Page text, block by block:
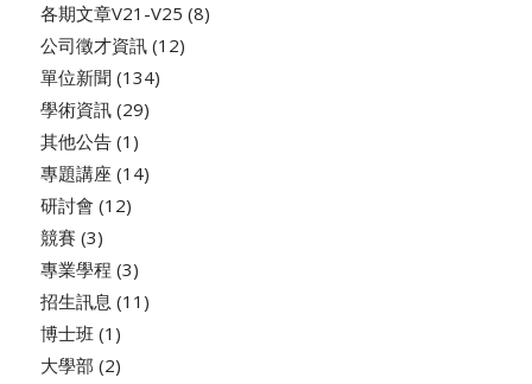
各期文章V21-V25 (8)
公司徵才資訊(12)
單位新聞(134)
學術資訊(29)
其他公告(1)
專題講座 (14)
研討會 (12)
競賽 (3)
專業學程 (3)
招生訊息 (11)
博士班(1)
大學部 (2)